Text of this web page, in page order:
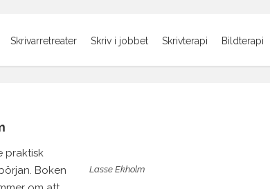
Skrivarretreater Skriv i jobbet Skrivterapi Bildterapi
Lasse Ekholm
praktisk
Boken